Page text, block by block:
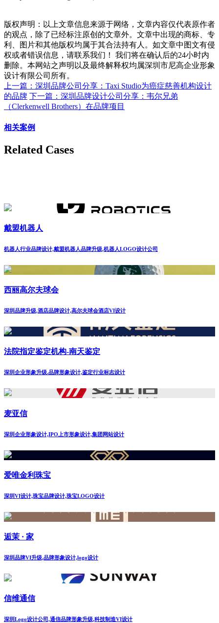
版权声明：以上文章信息来源于网络，文章内容仅代表原作者
的观点，除了已经标注原创的文章外。文章中出现的商标、专
利、图片和其他版权均属于其合法持有人。如文章中图文有侵
权或者错误信息，请联系我们！ 我们将在确认后的24小时内
删除。本网站之声明以及最终解释权均属深圳市尼高企业形象
设计有限公司所有。
上一篇：深圳品牌公司分享：Taxi Studio为癌症慈善机构设计
的品牌 下一篇：深圳品牌设计公司分享：韦尔兄弟
（Clerkenwell Brothers）在品牌项目
相关案例
Related Cases
戴盟机器人
机器人行业品牌设计,戴盟机器人品牌升级,机器人LOGO设计公司
西丽高尔夫球会
深圳品牌升级,酒店品牌设计,高尔夫球会酒店VI设计
法院指定鉴定机构-南天鉴定
深圳企业形象升级.品牌形象设计,鉴定行业标志设计
麦亚信
深圳企业形象设计,IPO上市形象设计,集团网站设计
爱唯金利珠宝
深圳VI设计,珠宝品牌设计,珠宝LOGO设计
逅茉 · 家
深圳品牌VI升级,品牌形象设计,logo设计
信维通信
深圳Logo设计公司,通信品牌形象升级,科技制造VI设计